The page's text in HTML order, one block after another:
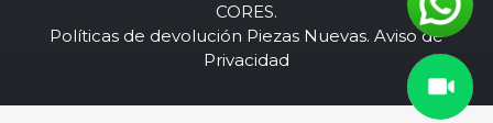
CORES.
Políticas de devolución Piezas Nuevas. Aviso de
Privacidad